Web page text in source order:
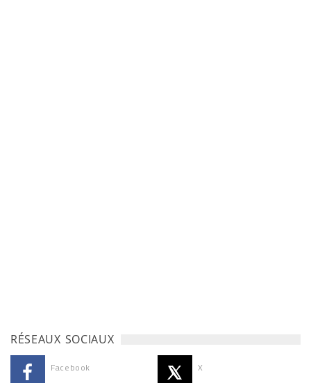
RÉSEAUX SOCIAUX
Facebook X